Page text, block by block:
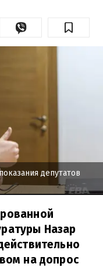
депутатов
Назар
на допрос